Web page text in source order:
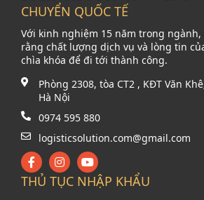
CHUYỂN QUỐC TẾ
Với kinh nghiệm 15 năm trong
rằng chất lượng dịch vụ và lòng tin
chìa khóa để đi tới thành công.
Phòng 2308, tòa CT2 , KĐT Văn
Hà Nội
0974 595 880
logisticsolution.com@gmail.com
THỦ TỤC NHẬP KHẨU